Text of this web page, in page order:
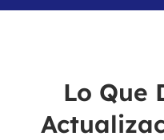
Lo Que